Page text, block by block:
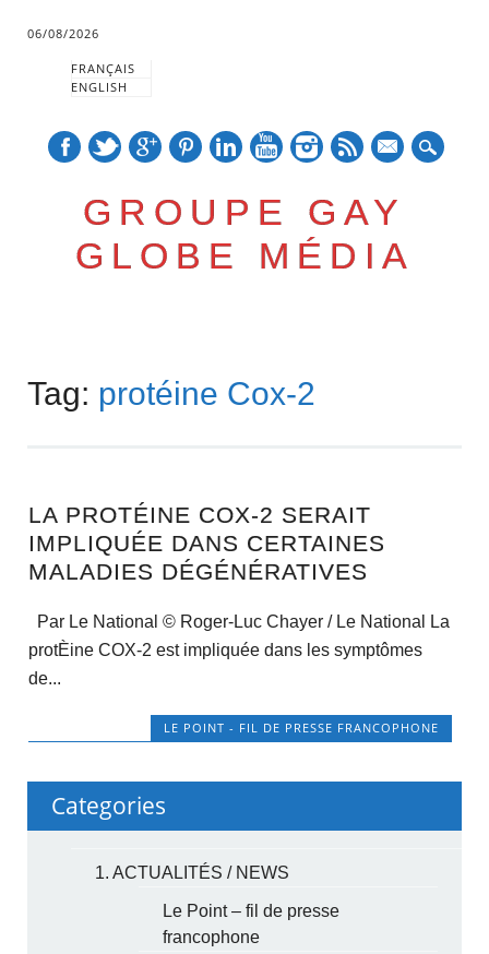
06/08/2026
FRANÇAIS
ENGLISH
GROUPE GAY
GLOBE MÉDIA
Main menu
content
Tag: protéine Cox-2
LA PROTÉINE COX-2 SERAIT
IMPLIQUÉE DANS CERTAINES
MALADIES DÉGÉNÉRATIVES
Par Le National © Roger-Luc Chayer / Le National La
protÈine COX-2 est impliquée dans les symptômes
de...
LE POINT - FIL DE PRESSE FRANCOPHONE
Categories
1. ACTUALITÉS / NEWS
Le Point – fil de presse
francophone